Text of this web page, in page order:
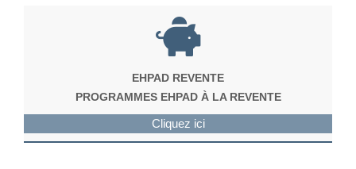
EHPAD REVENTE
PROGRAMMES EHPAD À LA REVENTE
Cliquez ici